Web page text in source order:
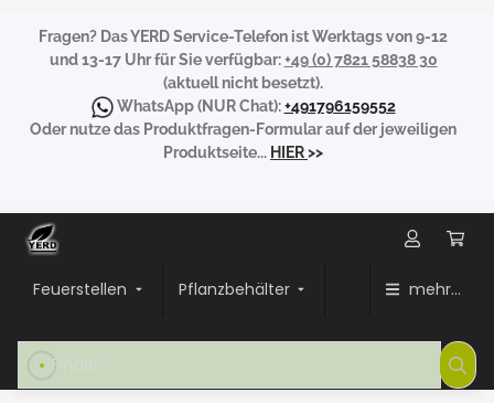
Fragen? Das YERD Service-Telefon ist Werktags von 9-12
und 13-17 Uhr für Sie verfügbar:+49 (0) 7821 58838 30
(aktuell nicht besetzt).
WhatsApp(NUR Chat):+491796159552
Oder nutze das Produktfragen-Formular auf der jeweiligen
Produktseite... HIER>>
Feuerstellen Pflanzbehälter mehr...